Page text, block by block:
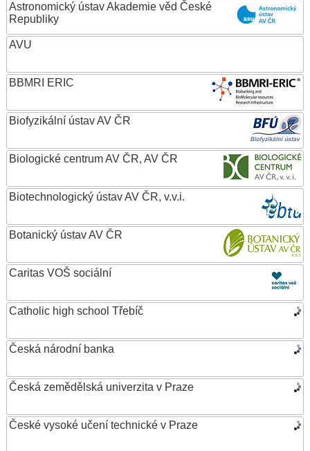
Astronomický ústav Akademie věd České
Republiky
AVU
BBMRI ERIC
Biofyzikální ústav AV ČR
Biologické centrum AV ČR, AV ČR
Biotechnologický ústav AV ČR, v.v.i.
Botanický ústav AV ČR
Caritas VOŠ sociální
Catholic high school Třebíč
Česká národní banka
Česká zemědělská univerzita v Praze
České vysoké učení technické v Praze